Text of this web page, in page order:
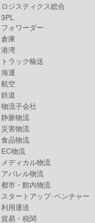
ロジスティクス総合
3PL
フォワーダー
倉庫
港湾
トラック輸送
海運
航空
鉄道
物流子会社
静脈物流
災害物流
食品物流
EC物流
メディカル物流
アパレル物流
都市・館内物流
スタートアップ･ベンチャー
利用運送
貿易・税関